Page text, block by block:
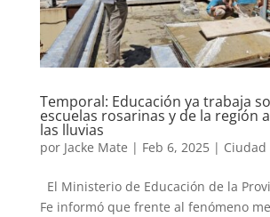
Temporal: Educación ya trabaja
escuelas rosarinas y de la región
las lluvias
por Jacke Mate | Feb 6, 2025| Ciudad
El Ministerio de Educación de la
Fe informó que frente al fenómeno